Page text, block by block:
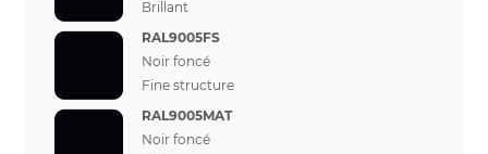
Brillant
RAL9005FS
Noir foncé
Fine structure
RAL9005MAT
Noir foncé